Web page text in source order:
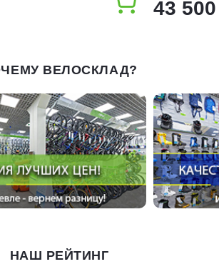
43
ВЕЛОСКЛАД?
НАШ РЕЙТИНГ